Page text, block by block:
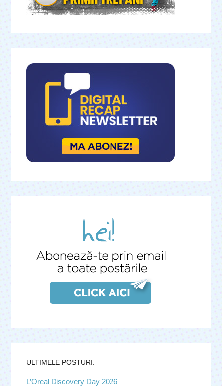
ULTIMELE POSTURI.
L’Oreal Discovery Day 2026